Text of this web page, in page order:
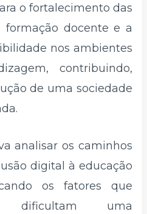
o fortalecimento das
formação docente e a
nos ambientes
contribuindo,
de uma sociedade
analisar os caminhos
digital à educação
os fatores que
dificultam uma